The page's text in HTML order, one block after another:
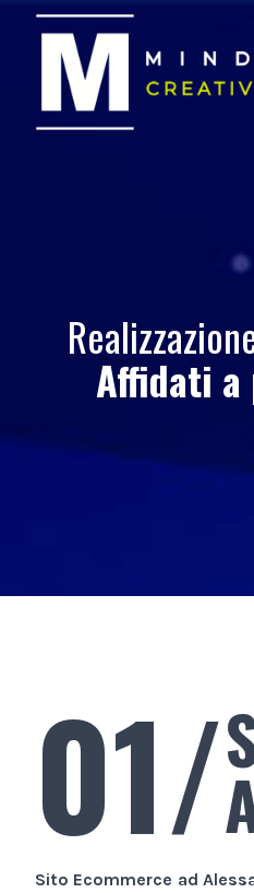
Affidati a
01/
Sito Ecommerce ad